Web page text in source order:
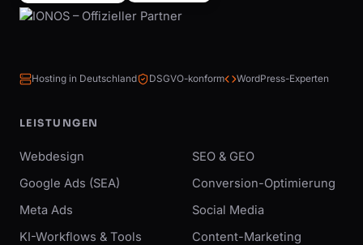
Hosting in Deutschland DSGVO-konform WordPress-Experten
LEISTUNGEN
Webdesign
SEO & GEO
Google Ads (SEA)
Conversion-Optimierung
Meta Ads
Social Media
KI-Workflows & Tools
Content-Marketing